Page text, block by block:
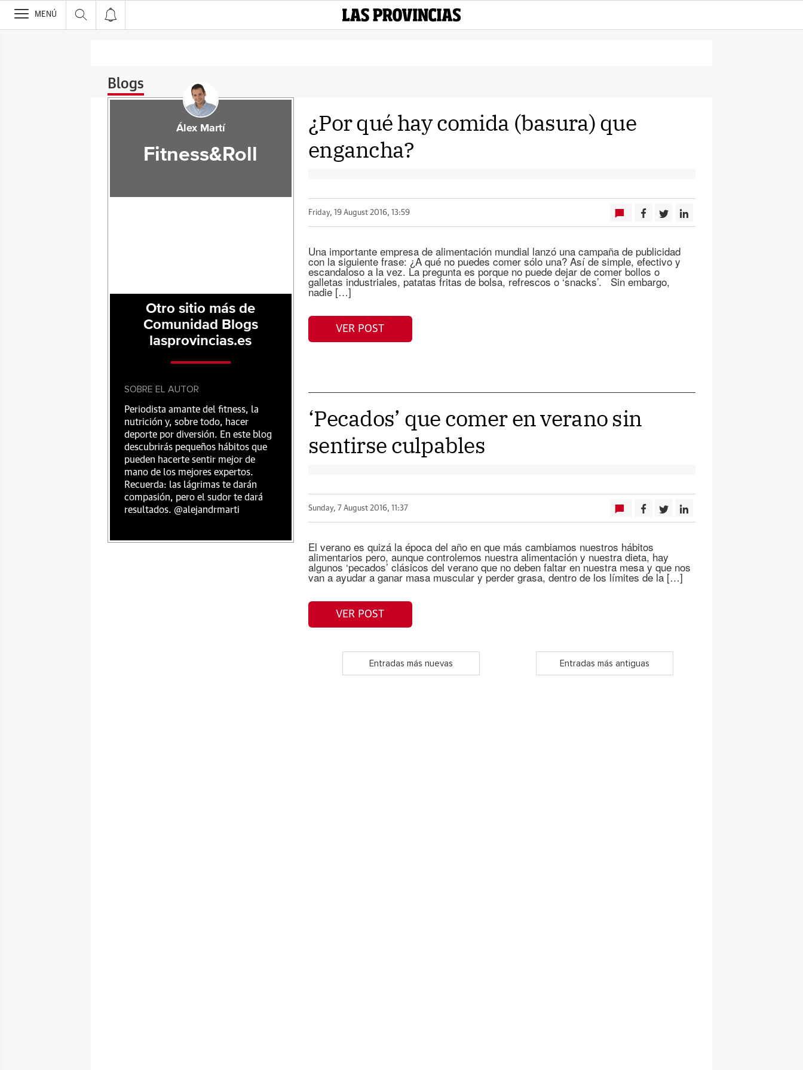
>
MENÚ
Blogs
¿Por qué hay comida (basura) que
engancha?
Friday, 19 August 2016, 13:59
Una importante empresa de alimentación mundial lanzó una campaña de publicidad
con la siguiente frase: ¿A qué no puedes comer sólo una? Así de simple, efectivo y
escandaloso a la vez. La pregunta es porque no puede dejar de comer bollos o
galletas industriales, patatas fritas de bolsa, refrescos o ‘snacks’. Sin embargo,
nadie […]
VER POST
‘Pecados’ que comer en verano sin
sentirse culpables
Sunday, 7 August 2016, 11:37
El verano es quizá la época del año en que más cambiamos nuestros hábitos
alimentarios pero, aunque controlemos nuestra alimentación y nuestra dieta, hay
algunos ‘pecados’ clásicos del verano que no deben faltar en nuestra mesa y que nos
van a ayudar a ganar masa muscular y perder grasa, dentro de los límites de la […]
VER POST
Entradas más nuevas Entradas más antiguas
Álex Martí
Fitness&Roll
Otro sitio más de
Comunidad Blogs
lasprovincias.es
SOBRE EL AUTOR
Periodista amante del fitness, la
nutrición y, sobre todo, hacer
deporte por diversión. En este blog
descubrirás pequeños hábitos que
pueden hacerte sentir mejor de
mano de los mejores expertos.
Recuerda: las lágrimas te darán
compasión, pero el sudor te dará
resultados. @alejandrmarti